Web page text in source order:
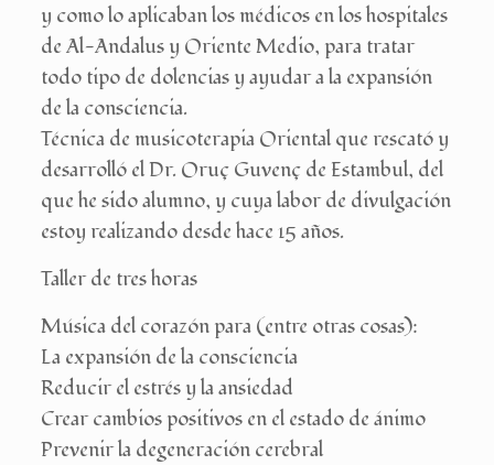
y como lo aplicaban los médicos en los hospitales
de Al-Andalus y Oriente Medio, para tratar
todo tipo de dolencias y ayudar a la expansión
de la consciencia.
Técnica de musicoterapia Oriental que rescató y
desarrolló el Dr. Oruç Guvenç de Estambul, del
que he sido alumno, y cuya labor de divulgación
estoy realizando desde hace 15 años.
Taller de tres horas
Música del corazón para (entre otras cosas):
La expansión de la consciencia
Reducir el estrés y la ansiedad
Crear cambios positivos en el estado de ánimo
Prevenir la degeneración cerebral